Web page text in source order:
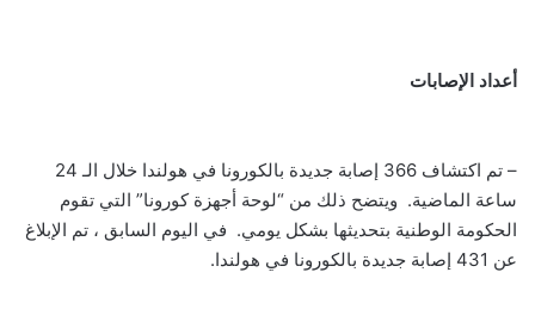
أعداد الإصابات
– تم اكتشاف 366 إصابة جديدة بالكورونا في هولندا خلال الـ 24
ساعة الماضية. ويتضح ذلك من “لوحة أجهزة كورونا” التي تقوم
الحكومة الوطنية بتحديثها بشكل يومي. في اليوم السابق ، تم الإبلاغ
عن 431 إصابة جديدة بالكورونا في هولندا.